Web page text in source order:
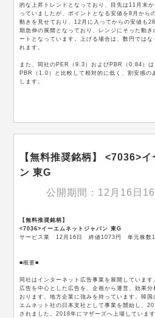
的な上昇トレンドとなっており、目先は11月末
っていましたが、ポイントとなる安値を8月から
動きを見せており、12月に入ってからの安値も
期急伸の展開となっており、レンジにそった動
ートとなっています。上げる場合は、数円では
れます。
また、同社のPER（9.3）およびPBR（0.84）
PBR（1.0）と比較して相対的に低く、割安感の
します。
【無料推奨銘柄】 <7036>
ン 東G
公開期間：12月16日
【無料推奨銘柄】
<7036>イーエムネットジャパン 東G
サービス業 12月16日 終値1073円 単元株数
■概要■
同社はインターネット広告事業を展開していま
広告を中心とした広告を、企画から運営、効果
おります。地方企業に強みを持っています。韓
エムネット社の日本支社として事業を開始し、
されました。2018年にマザーズへ上場していま